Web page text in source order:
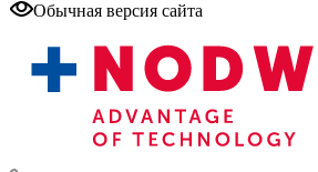
Обычная версия сайта